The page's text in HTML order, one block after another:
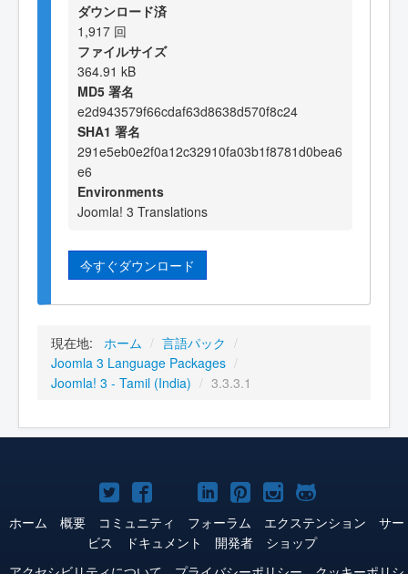
ダウンロード済
1,917 回
ファイルサイズ
364.91 kB
MD5 署名
e2d943579f66cdaf63d8638d570f8c24
SHA1 署名
291e5eb0e2f0a12c32910fa03b1f8781d0bea6
e6
Environments
Joomla! 3 Translations
今すぐダウンロード
現在地: ホーム / 言語パック /
Joomla 3 Language Packages /
Joomla! 3 - Tamil (India) / 3.3.3.1
Joomla!
Twitter
Joomla!
Facebook
Joomla!
YouTube
Joomla!
LinkedIn
Joomla!
Pinterest
Joomla!
Instagram
Joomla!
GitHub
ホーム 概要 コミュニティ フォーラム エクステンション
サー
ビス
ドキュメント 開発者
ショップ